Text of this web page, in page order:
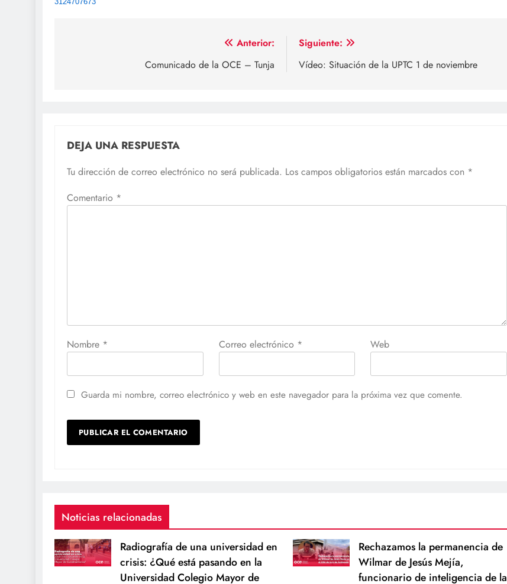
Anterior:
Comunicado de la OCE – Tunja
Siguiente:
Vídeo: Situación de la UPTC 1 de noviembre
DEJA UNA RESPUESTA
Tu dirección de correo electrónico no será publicada. Los campos obligatorios están marcados con *
Comentario *
Nombre * Correo electrónico * Web
Guarda mi nombre, correo electrónico y web en este navegador para la próxima vez que comente.
Noticias relacionadas
Radiografía de una universidad en
crisis: ¿Qué está pasando en la
Universidad Colegio Mayor de
Rechazamos la permanencia de
Wilmar de Jesús Mejía,
funcionario de inteligencia de la